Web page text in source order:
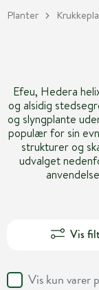
Planter
Efeu, Hedera
og alsidig
og slyngplante
populær for sin
strukturer og
udvalget
Vis
Vis kun varer